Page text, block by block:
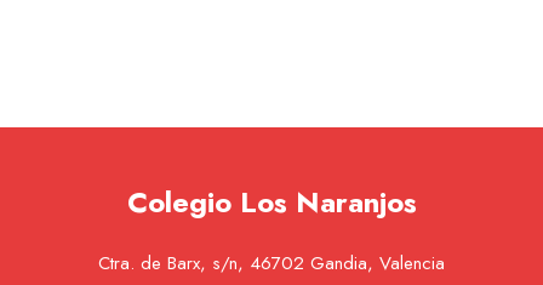
Colegio Los Naranjos
Ctra. de Barx, s/n, 46702 Gandia, Valencia